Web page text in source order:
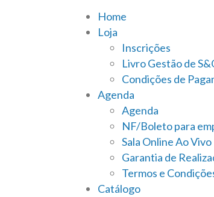
Home
Loja
Inscrições
Livro Gestão de
Condições de
Agenda
Agenda
NF/Boleto para
Sala Online Ao Vivo
Garantia de
Termos e
Catálogo